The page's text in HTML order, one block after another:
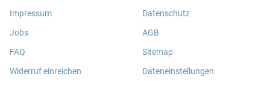
Impressum
Jobs
FAQ
Widerruf einreichen
Datenschutz
AGB
Sitemap
Dateneinstellungen